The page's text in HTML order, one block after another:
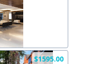
$1595.00